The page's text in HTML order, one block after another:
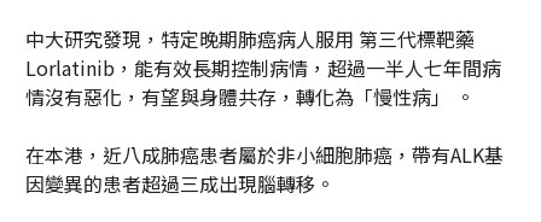
中大研究發現，特定晚期肺癌病人服用 第三代標靶藥
Lorlatinib，能有效長期控制病情，超過一半人七年間病
情沒有惡化，有望與身體共存，轉化為「慢性病」 。
在本港，近八成肺癌患者屬於非小細胞肺癌，帶有ALK基
因變異的患者超過三成出現腦轉移。